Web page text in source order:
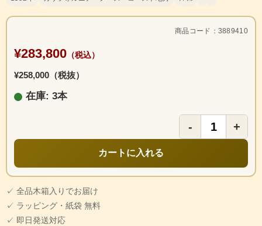
商品コード：3889410
¥283,800 （税込）
¥258,000（税抜）
在庫: 3本
- +
カートに入れる
✓ 全品木箱入りでお届け
✓ ラッピング・紙袋 無料
✓ 即日発送対応